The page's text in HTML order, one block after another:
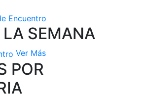
Encuentro
LA SEMANA
Ver Más
POR